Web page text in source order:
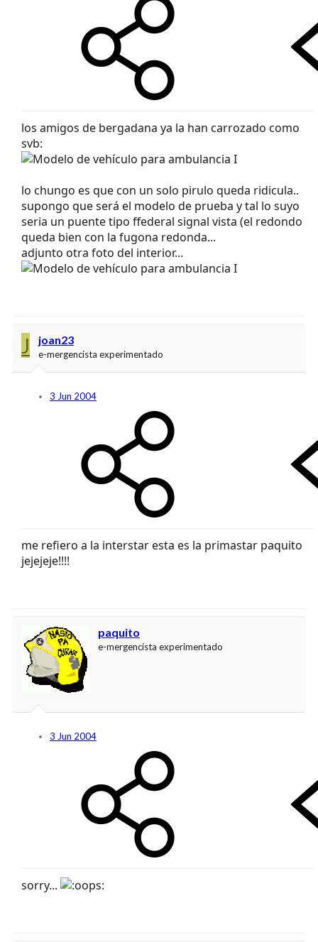
los amigos de bergadana ya la han carrozado como
svb:
lo chungo es que con un solo pirulo queda ridicula..
supongo que será el modelo de prueba y tal lo suyo
seria un puente tipo ffederal signal vista (el redondo
queda bien con la fugona redonda...
adjunto otra foto del interior...
J joan23
e-mergencista experimentado
3 Jun 2004
me refiero a la interstar esta es la primastar paquito
jejejeje!!!!
paquito
e-mergencista experimentado
3 Jun 2004
sorry...